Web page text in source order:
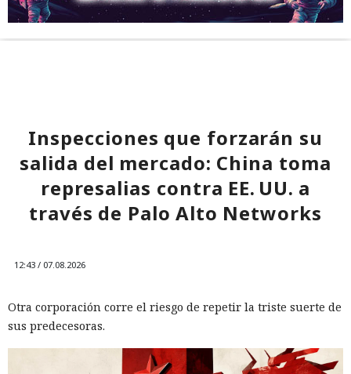
Inspecciones que forzarán su
salida del mercado: China toma
represalias contra EE. UU. a
través de Palo Alto Networks
12:43 / 07.08.2026
Otra corporación corre el riesgo de repetir la triste suerte de
sus predecesoras.